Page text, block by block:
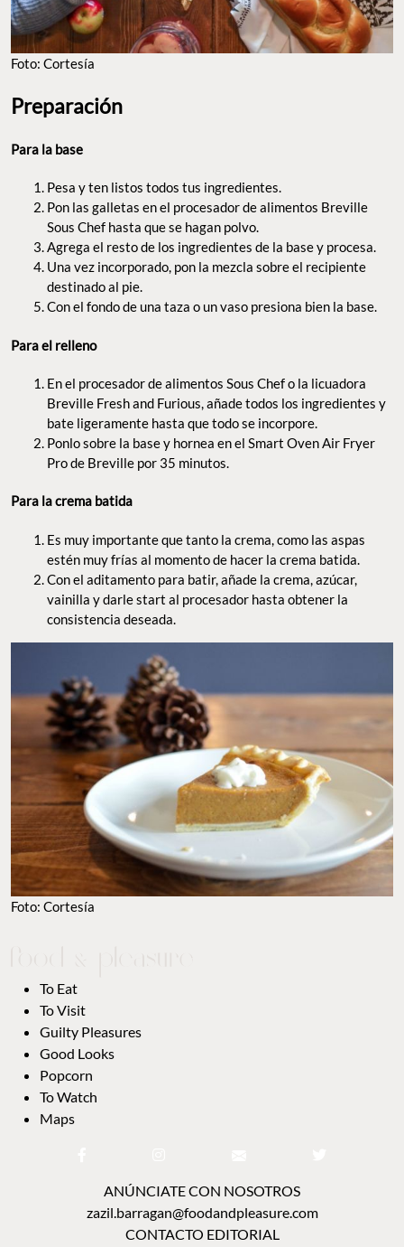
Foto: Cortesía
Preparación
Para la base
Pesa y ten listos todos tus ingredientes.
Pon las galletas en el procesador de alimentos Breville
Sous Chef hasta que se hagan polvo.
Agrega el resto de los ingredientes de la base y procesa.
Una vez incorporado, pon la mezcla sobre el recipiente
destinado al pie.
Con el fondo de una taza o un vaso presiona bien la base.
Para el relleno
En el procesador de alimentos Sous Chef o la licuadora
Breville Fresh and Furious, añade todos los ingredientes y
bate ligeramente hasta que todo se incorpore.
Ponlo sobre la base y hornea en el Smart Oven Air Fryer
Pro de Breville por 35 minutos.
Para la crema batida
Es muy importante que tanto la crema, como las aspas
estén muy frías al momento de hacer la crema batida.
Con el aditamento para batir, añade la crema, azúcar,
vainilla y darle start al procesador hasta obtener la
consistencia deseada.
Foto: Cortesía
To Eat
To Visit
Guilty Pleasures
Good Looks
Popcorn
To Watch
Maps
ANÚNCIATE CON NOSOTROS
zazil.barragan@foodandpleasure.com
CONTACTO EDITORIAL